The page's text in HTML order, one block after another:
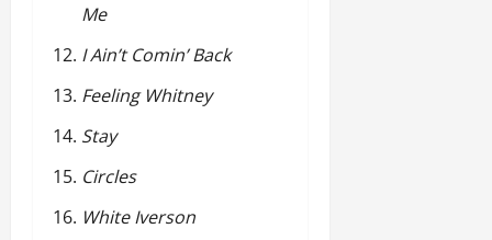
Me
I Ain’t Comin’ Back
Feeling Whitney
Stay
Circles
White Iverson